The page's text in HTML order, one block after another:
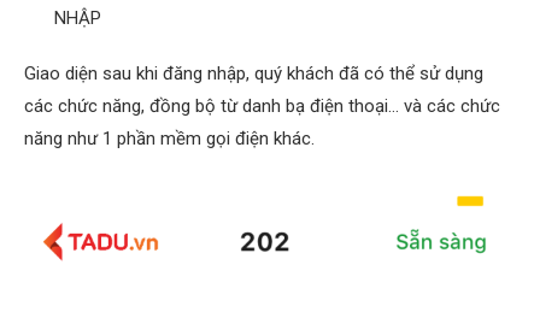
NHẬP
Giao diện sau khi đăng nhập, quý khách đã có thể sử dụng
các chức năng, đồng bộ từ danh bạ điện thoại… và các chức
năng như 1 phần mềm gọi điện khác.